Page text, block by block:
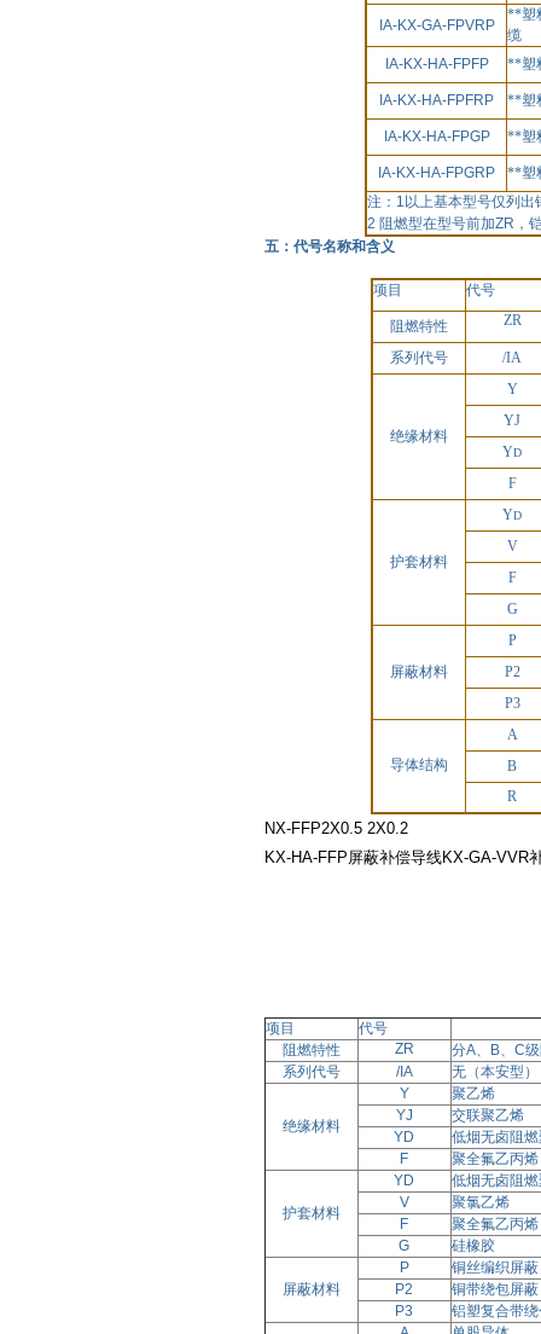
IA-KX-GA-FPVRP
**塑
缆
IA-KX-HA-FPFP
**塑
IA-KX-HA-FPFRP **塑
IA-KX-HA-FPGP **塑
IA-KX-HA-FPGRP
**塑
注： 1 以上基本型号仅列
2 阻燃型在型号前加ZR ，
五：代号名称和含义
项目 代号
阻燃特性 ZR
系列代号 /IA
绝缘材料
Y
YJ
YD
F
护套材料
YD
V
F
G
屏蔽材料
P
P2
P3
导体结构
A
B
R
NX-FFP2X0.5 2X0.2
KX-HA-FFP屏蔽补偿导线KX-GA-VVR
项目
代号
阻燃特性
ZR 分A、B、C
系列代号
/IA 无（本安型）
绝缘材料
Y
聚乙烯
YJ
交联聚乙烯
YD
低烟无卤阻
F
聚全氟乙丙烯
护套材料
YD
低烟无卤阻
V
聚氯乙烯
F
聚全氟乙丙烯
G
硅橡胶
屏蔽材料
P
铜丝编织屏蔽
P2
铜带绕包屏蔽
P3
铝塑复合带